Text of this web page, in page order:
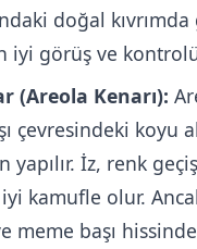
doğal kıvrımda
iyi görüş ve
(Areola Kenarı):
çevresindeki koyu
yapılır. İz, renk
kamufle olur.
meme başı